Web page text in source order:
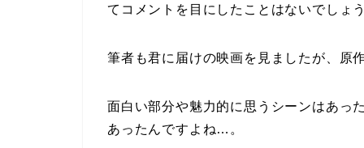
てコメントを目にしたことはないでしょ
筆者も君に届けの映画を見ましたが、原
面白い部分や魅力的に思うシーンはあっ
あったんですよね…。